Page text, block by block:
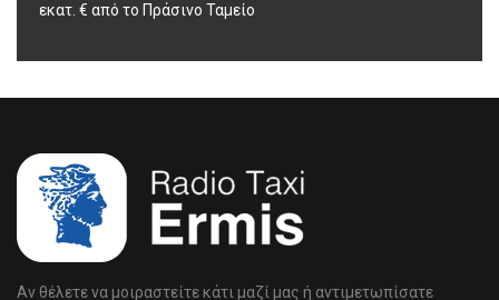
εκατ. € από το Πράσινο Ταμείο
Αν θέλετε να μοιραστείτε κάτι μαζί μας ή αντιμετωπίσατε